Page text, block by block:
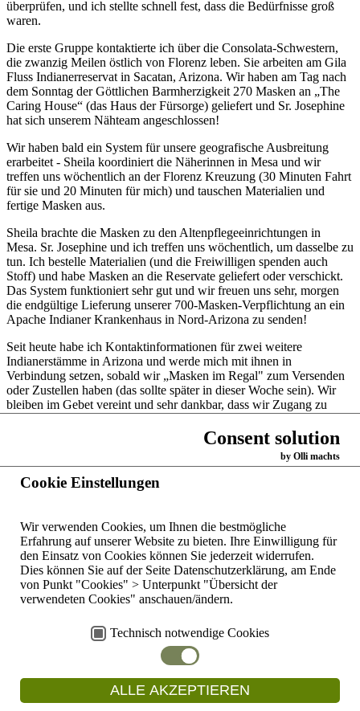
überprüfen, und ich stellte schnell fest, dass die Bedürfnisse groß
waren.
Die erste Gruppe kontaktierte ich über die Consolata-Schwestern,
die zwanzig Meilen östlich von Florenz leben. Sie arbeiten am Gila
Fluss Indianerreservat in Sacatan, Arizona. Wir haben am Tag nach
dem Sonntag der Göttlichen Barmherzigkeit 270 Masken an „The
Caring House“ (das Haus der Fürsorge) geliefert und Sr. Josephine
hat sich unserem Nähteam angeschlossen!
Wir haben bald ein System für unsere geografische Ausbreitung
erarbeitet - Sheila koordiniert die Näherinnen in Mesa und wir
treffen uns wöchentlich an der Florenz Kreuzung (30 Minuten Fahrt
für sie und 20 Minuten für mich) und tauschen Materialien und
fertige Masken aus.
Sheila brachte die Masken zu den Altenpflegeeinrichtungen in
Mesa. Sr. Josephine und ich treffen uns wöchentlich, um dasselbe zu
tun. Ich bestelle Materialien (und die Freiwilligen spenden auch
Stoff) und habe Masken an die Reservate geliefert oder verschickt.
Das System funktioniert sehr gut und wir freuen uns sehr, morgen
die endgültige Lieferung unserer 700-Masken-Verpflichtung an ein
Apache Indianer Krankenhaus in Nord-Arizona zu senden!
Seit heute habe ich Kontaktinformationen für zwei weitere
Indianerstämme in Arizona und werde mich mit ihnen in
Verbindung setzen, sobald wir „Masken im Regal" zum Versenden
oder Zustellen haben (das sollte später in dieser Woche sein). Wir
bleiben im Gebet vereint und sehr dankbar, dass wir Zugang zu
bedeutsamen Projekt teilnehmen zu können!
Sr. Lynn Allvin, O.P.
Zurück
Dominikanerinnen
der hl. Katharina
von Siena,
Deutschland
35b
97828
Startseite
Kontakte weltweit
Kontaktformular
Ihr Weg zu uns
Impressum
by
von Siena,
Consent solution
by Olli machts
Cookie Einstellungen
Wir verwenden Cookies, um Ihnen die bestmögliche
Erfahrung auf unserer Website zu bieten. Ihre Einwilligung für
den Einsatz von Cookies können Sie jederzeit widerrufen.
Dies können Sie auf der Seite Datenschutzerklärung, am Ende
von Punkt "Cookies" > Unterpunkt "Übersicht der
verwendeten Cookies" anschauen/ändern.
Technisch notwendige Cookies
ALLE AKZEPTIEREN